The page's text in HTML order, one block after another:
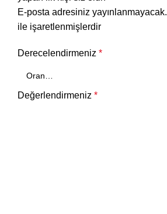
E-posta adresiniz yayınlanmayacak.
ile işaretlenmişlerdir
Derecelendirmeniz *
Değerlendirmeniz *